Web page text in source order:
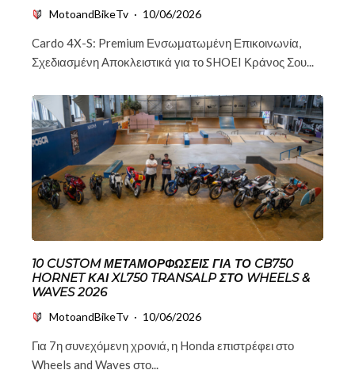
MotoandBikeTv · 10/06/2026
Cardo 4X-S: Premium Ενσωματωμένη Επικοινωνία,
Σχεδιασμένη Αποκλειστικά για το SHOEI Κράνος Σου...
10 CUSTOM ΜΕΤΑΜΟΡΦΏΣΕΙΣ ΓΙΑ ΤΟ CB750
HORNET ΚΑΙ XL750 TRANSALP ΣΤΟ WHEELS &
WAVES 2026
MotoandBikeTv · 10/06/2026
Για 7η συνεχόμενη χρονιά, η Honda επιστρέφει στο
Wheels and Waves στο...